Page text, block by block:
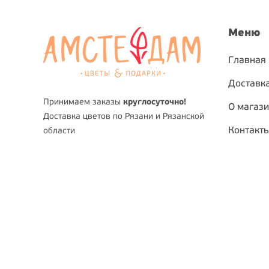
Принимаем заказы круглосуточно!
Доставка цветов по Рязани и Рязанской
области
Меню
Главная
О